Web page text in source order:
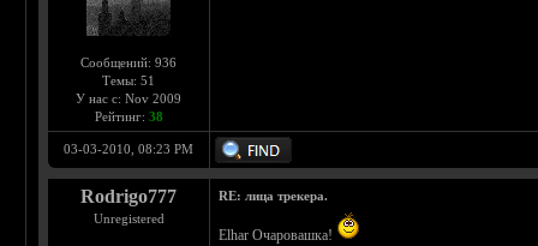
Сообщений: 936
Темы: 51
У нас с: Nov 2009
Рейтинг: 38
03-03-2010, 08:23 PM
Rodrigo777
Unregistered
RE: лица трекера.
Elhar Очаровашка!